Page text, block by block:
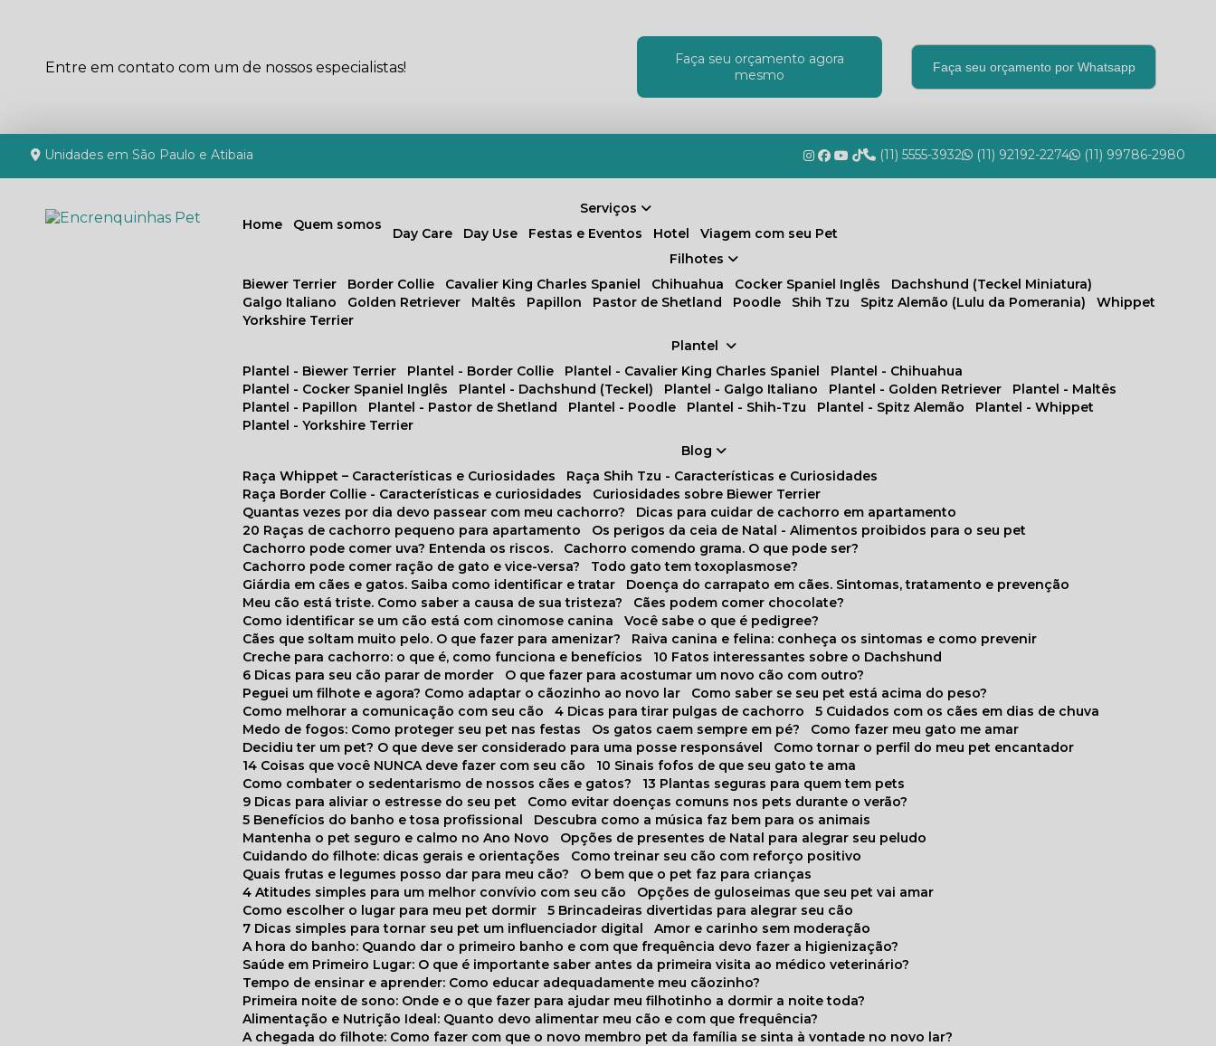
Entre em contato com um de nossos especialistas!
Faça seu orçamento agora
mesmo
Faça seu orçamento por Whatsapp
Unidades em São Paulo e Atibaia (11) 5555-3932 (11) 92192-2274 (11) 99786-2980
Home Quem somos
Plantel
Plantel - Biewer Terrier
Plantel - Border Collie Plantel - Cavalier King Charles Spaniel
Plantel - Chihuahua
Plantel - Cocker Spaniel Inglês
Plantel - Dachshund (Teckel) Plantel - Galgo Italiano Plantel - Golden Retriever
Plantel - Maltês
Plantel - Papillon
Plantel - Pastor de Shetland Plantel - Poodle Plantel - Shih-Tzu Plantel - Spitz Alemão
Plantel - Whippet
Plantel - Yorkshire Terrier
Blog
Raça Whippet – Características e Curiosidades
Raça Shih Tzu - Características e Curiosidades
Raça Border Collie - Características e curiosidades
Curiosidades sobre Biewer Terrier
Quantas vezes por dia devo passear com meu cachorro?
Dicas para cuidar de cachorro em apartamento
20 Raças de cachorro pequeno para apartamento
Os perigos da ceia de Natal - Alimentos proibidos para o seu pet
Cachorro pode comer uva? Entenda os riscos.
Cachorro comendo grama. O que pode ser?
Cachorro pode comer ração de gato e vice-versa?
Todo gato tem toxoplasmose?
Giárdia em cães e gatos. Saiba como identificar e tratar
Doença do carrapato em cães. Sintomas, tratamento e prevenção
Meu cão está triste. Como saber a causa de sua tristeza?
Cães podem comer chocolate?
Como identificar se um cão está com cinomose canina
Você sabe o que é pedigree?
Cães que soltam muito pelo. O que fazer para amenizar?
Raiva canina e felina: conheça os sintomas e como prevenir
Creche para cachorro: o que é, como funciona e benefícios
10 Fatos interessantes sobre o Dachshund
6 Dicas para seu cão parar de morder
O que fazer para acostumar um novo cão com outro?
Peguei um filhote e agora? Como adaptar o cãozinho ao novo lar
Como saber se seu pet está acima do peso?
Como melhorar a comunicação com seu cão
4 Dicas para tirar pulgas de cachorro
5 Cuidados com os cães em dias de chuva
Medo de fogos: Como proteger seu pet nas festas
Os gatos caem sempre em pé?
Como fazer meu gato me amar
Decidiu ter um pet? O que deve ser considerado para uma posse responsável
Como tornar o perfil do meu pet encantador
14 Coisas que você NUNCA deve fazer com seu cão
10 Sinais fofos de que seu gato te ama
Como combater o sedentarismo de nossos cães e gatos?
13 Plantas seguras para quem tem pets
9 Dicas para aliviar o estresse do seu pet
Como evitar doenças comuns nos pets durante o verão?
5 Benefícios do banho e tosa profissional
Descubra como a música faz bem para os animais
Mantenha o pet seguro e calmo no Ano Novo
Opções de presentes de Natal para alegrar seu peludo
Cuidando do filhote: dicas gerais e orientações
Como treinar seu cão com reforço positivo
Quais frutas e legumes posso dar para meu cão?
O bem que o pet faz para crianças
4 Atitudes simples para um melhor convívio com seu cão
Opções de guloseimas que seu pet vai amar
Como escolher o lugar para meu pet dormir
5 Brincadeiras divertidas para alegrar seu cão
7 Dicas simples para tornar seu pet um influenciador digital
Amor e carinho sem moderação
A hora do banho: Quando dar o primeiro banho e com que frequência devo fazer a higienização?
Saúde em Primeiro Lugar: O que é importante saber antes da primeira visita ao médico veterinário?
Tempo de ensinar e aprender: Como educar adequadamente meu cãozinho?
Primeira noite de sono: Onde e o que fazer para ajudar meu filhotinho a dormir a noite toda?
Alimentação e Nutrição Ideal: Quanto devo alimentar meu cão e com que frequência?
A chegada do filhote: Como fazer com que o novo membro pet da família se sinta à vontade no novo lar?
Serviços
Day Care
Day Use Festas e Eventos Hotel
Viagem com seu Pet
Filhotes
Biewer Terrier
Border Collie Cavalier King Charles Spaniel Chihuahua Cocker Spaniel Inglês
Dachshund (Teckel Miniatura)
Galgo Italiano
Golden Retriever Maltês Papillon Pastor de Shetland Poodle Shih Tzu Spitz Alemão (Lulu da Pomerania)
Whippet
Yorkshire Terrier